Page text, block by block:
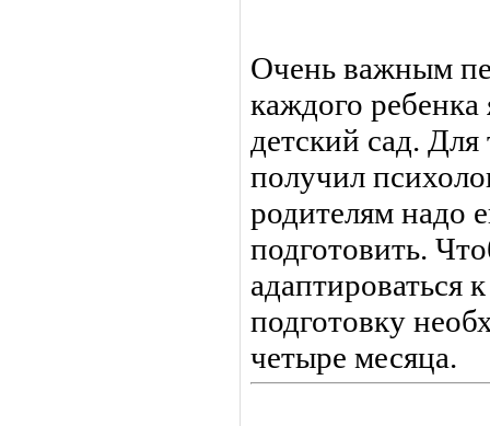
Очень важным
каждого ребенка
детский сад.
получил
родителям надо
подготовить.
адаптироваться
подготовку
четыре месяца.